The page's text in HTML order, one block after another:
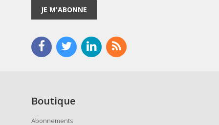
JE M'ABONNE
Boutique
Abonnements